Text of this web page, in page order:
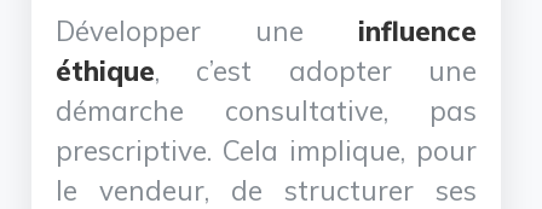
Développer une influence
éthique, c’est adopter une
démarche consultative, pas
prescriptive. Cela implique, pour
le vendeur, de structurer ses